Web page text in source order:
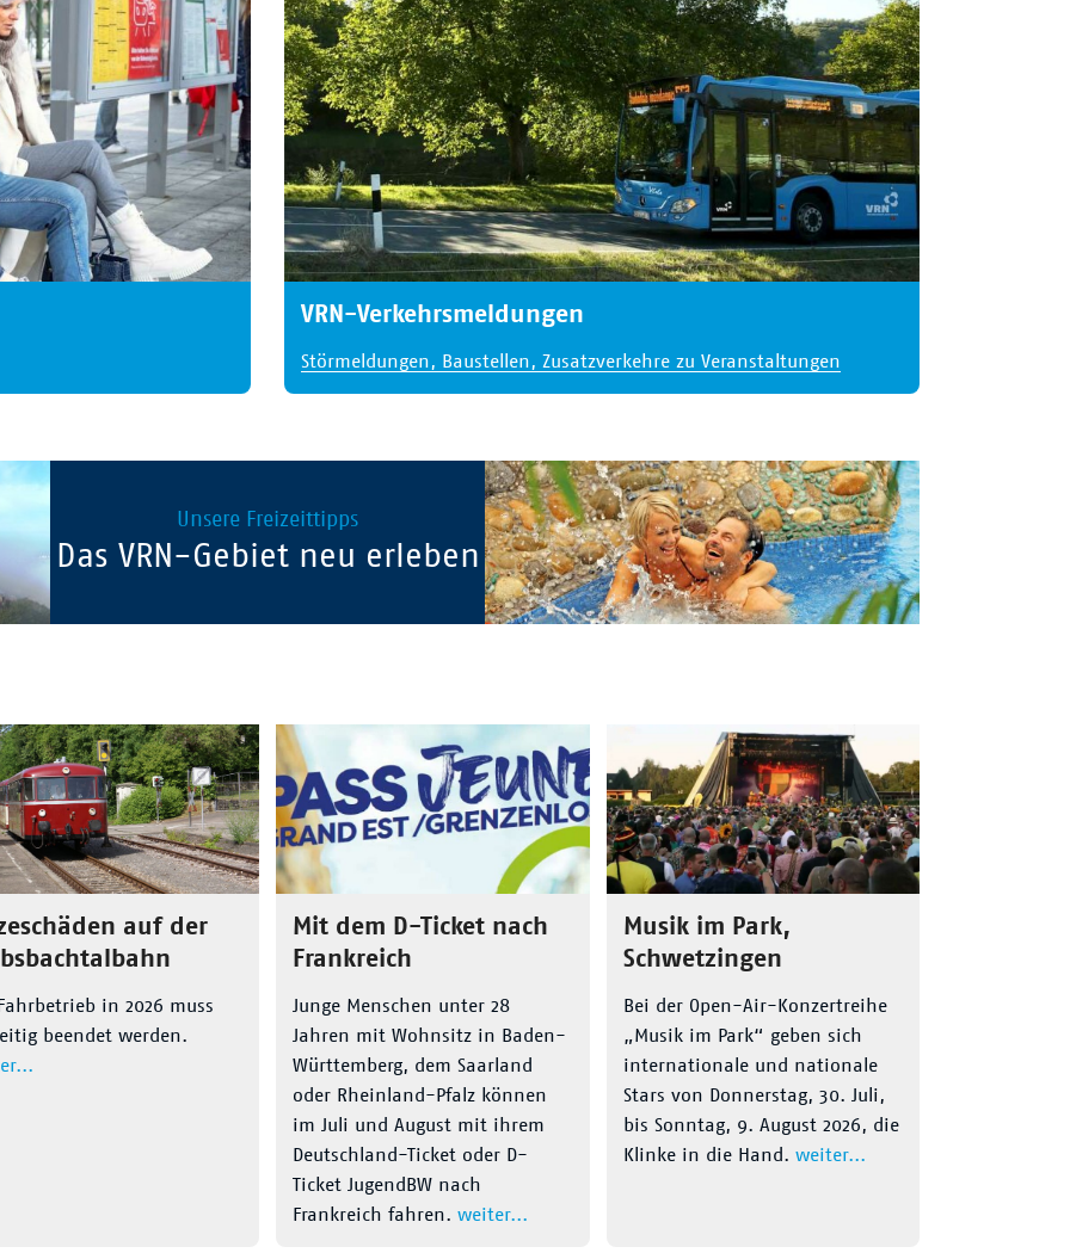
VRN-Verkehrsmeldungen
Störmeldungen, Baustellen, Zusatzverkehre zu Veranstaltungen
Unsere Freizeittipps
Das VRN-Gebiet neu erleben
auf der
in 2026 muss
beendet werden.
Mit dem D-Ticket nach
Frankreich
Junge Menschen unter 28
Jahren mit Wohnsitz in Baden-
Württemberg, dem Saarland
oder Rheinland-Pfalz können
im Juli und August mit ihrem
Deutschland-Ticket oder D-
Ticket JugendBW nach
Frankreich fahren. weiter...
Musik im Park,
Schwetzingen
Bei der Open-Air-Konzertreihe
„Musik im Park“ geben sich
internationale und nationale
Stars von Donnerstag, 30. Juli,
bis Sonntag, 9. August 2026, die
Klinke in die Hand. weiter...